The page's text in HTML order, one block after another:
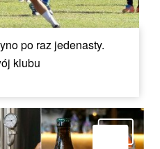
po raz jedenasty.
klubu